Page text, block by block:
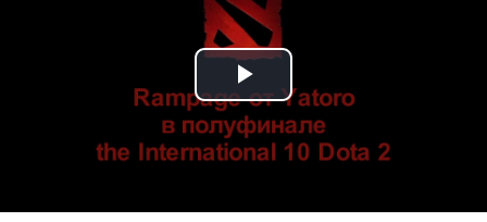
Play Video